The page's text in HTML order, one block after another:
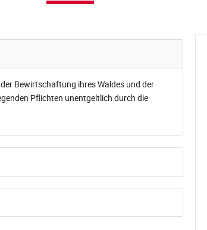
Bewirtschaftung ihres Waldes und der
Pflichten unentgeltlich durch die